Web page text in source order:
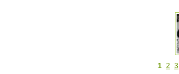
1 2 3